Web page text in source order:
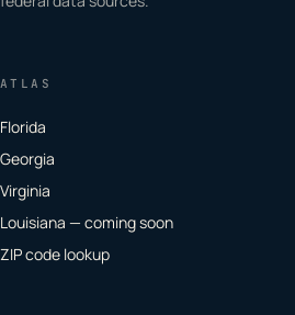
ATLAS
Florida
Georgia
Virginia
Louisiana — coming soon
ZIP code lookup